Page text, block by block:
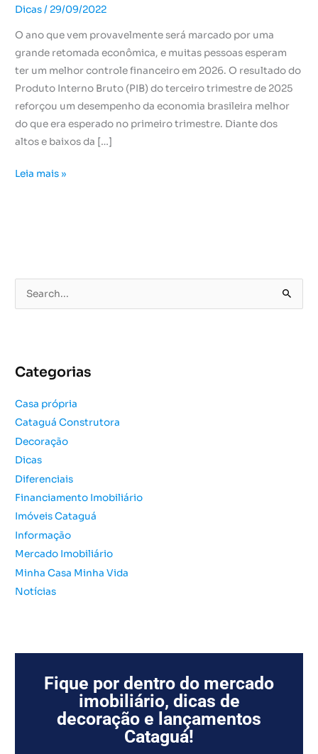
Dicas/ 29/09/2022
O ano que vem provavelmente será marcado por uma
grande retomada econômica, e muitas pessoas esperam
ter um melhor controle financeiro em 2026. O resultado do
Produto Interno Bruto (PIB) do terceiro trimestre de 2025
reforçou um desempenho da economia brasileira melhor
do que era esperado no primeiro trimestre. Diante dos
altos e baixos da […]
Leia mais »
e
i
a
r
p
o
r
:
Categorias
Casa própria
Cataguá Construtora
Decoração
Dicas
Diferenciais
Financiamento Imobiliário
Imóveis Cataguá
Informação
Mercado Imobiliário
Minha Casa Minha Vida
Notícias
Fique por dentro do mercado
imobiliário, dicas de
decoração e lançamentos
Cataguá!